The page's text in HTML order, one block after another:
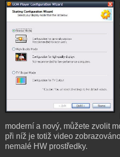
moderní a nový, můžete zvolit
při níž je totiž video
nemalé HW prostředky.